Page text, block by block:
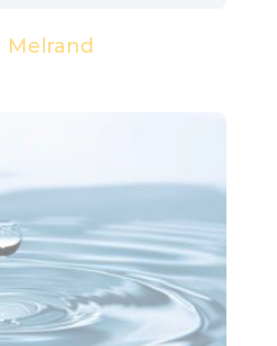
Sorties en famille
Les jeux de
l'Office de
Tourisme
Melrand